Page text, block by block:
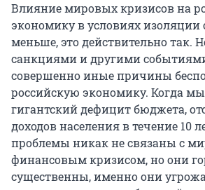
Влияние мировых кризисов на
экономику в условиях изоляции
меньше, это действительно так.
санкциями и другими
совершенно иные причины
российскую экономику. Когда
гигантский дефицит бюджета,
доходов населения в течение 10
проблемы никак не связаны с
финансовым кризисом, но они
существенны, именно они